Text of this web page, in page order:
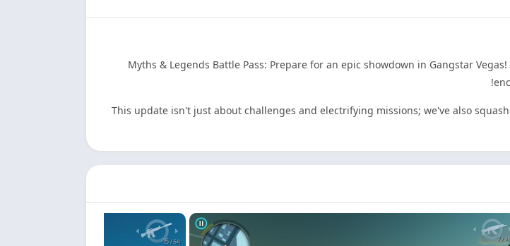
• Myths & Legends Battle Pass: Prepare for an epic showdown in Gangstar
• This update isn't just about challenges and electrifying missions; we've also